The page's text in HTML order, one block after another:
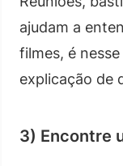
ajudam a
filmes, é
explicação de
3) Encontre